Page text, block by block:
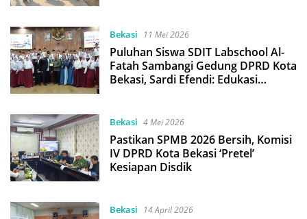
Bekasi 11 Mei 2026
Puluhan Siswa SDIT Labschool Al-
Fatah Sambangi Gedung DPRD Kota
Bekasi, Sardi Efendi: Edukasi
Bekasi 4 Mei 2026
Pastikan SPMB 2026 Bersih, Komisi
IV DPRD Kota Bekasi ‘Pretel’
Kesiapan Disdik
Bekasi 14 April 2026